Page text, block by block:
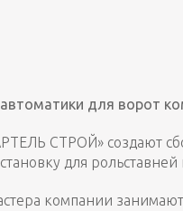
для ворот
СТРОЙ» создают
для
компании